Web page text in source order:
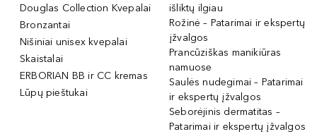
Douglas Collection Kvepalai
Bronzantai
Nišiniai unisex kvepalai
Skaistalai
ERBORIAN BB ir CC kremas
Lūpų pieštukai
išliktų ilgiau
Rožinė – Patarimai ir ekspertų
įžvalgos
Prancūziškas manikiūras
namuose
Saulės nudegimai – Patarimai
ir ekspertų įžvalgos
Seborėjinis dermatitas –
Patarimai ir ekspertų įžvalgos